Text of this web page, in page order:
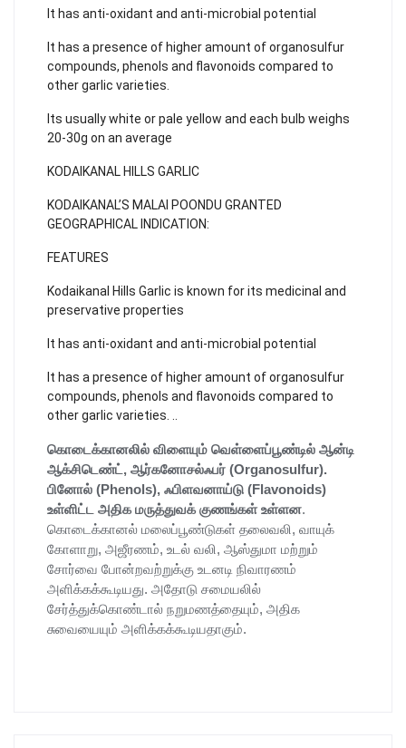
It has anti-oxidant and anti-microbial potential
It has a presence of higher amount of organosulfur
compounds, phenols and flavonoids compared to
other garlic varieties.
Its usually white or pale yellow and each bulb weighs
20-30g on an average
KODAIKANAL HILLS GARLIC
KODAIKANAL’S MALAI POONDU GRANTED
GEOGRAPHICAL INDICATION:
FEATURES
Kodaikanal Hills Garlic is known for its medicinal and
preservative properties
It has anti-oxidant and anti-microbial potential
It has a presence of higher amount of organosulfur
compounds, phenols and flavonoids compared to
other garlic varieties. ..
கொடைக்கானலில் விளையும் வெள்ளைப்பூண்டில் ஆன்டி
ஆக்சிடெண்ட், ஆர்கனோசல்ஃபர் (Organosulfur).
பினோல் (Phenols), ஃபிளவனாய்டு (Flavonoids)
உள்ளிட்ட அதிக மருத்துவக் குணங்கள் உள்ளன.
கொடைக்கானல் மலைப்பூண்டுகள் தலைவலி, வாயுக்
கோளாறு, அஜீரணம், உடல் வலி, ஆஸ்துமா மற்றும்
சோர்வை போன்றவற்றுக்கு உடனடி நிவாரணம்
அளிக்கக்கூடியது. அதோடு சமையலில்
சேர்த்துக்கொண்டால் நறுமணத்தையும், அதிக
சுவையையும் அளிக்கக்கூடியதாகும்.